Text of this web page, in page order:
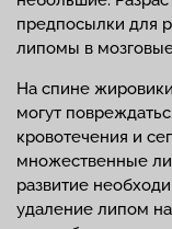
предпосылки для
липомы в
На спине
могут
кровотечения и
множественные
развитие
удаление липом